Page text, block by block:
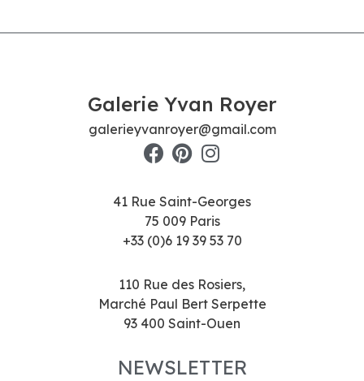
Galerie Yvan Royer
galerieyvanroyer@gmail.com
41 Rue Saint-Georges
75 009 Paris
+33 (0)6 19 39 53 70
110 Rue des Rosiers,
Marché Paul Bert Serpette
93 400 Saint-Ouen
NEWSLETTER